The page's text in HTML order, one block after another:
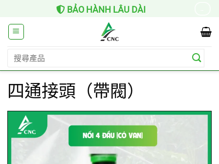
content
HỖ TRỢ LẮP ĐẶT
鍵
字:
四通接頭（帶閥）